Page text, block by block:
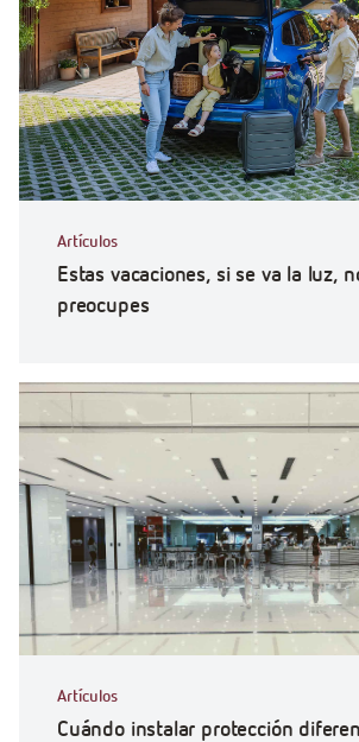
Artículos
Estas vacaciones, si se va la luz,
preocupes
Artículos
Cuándo instalar protección